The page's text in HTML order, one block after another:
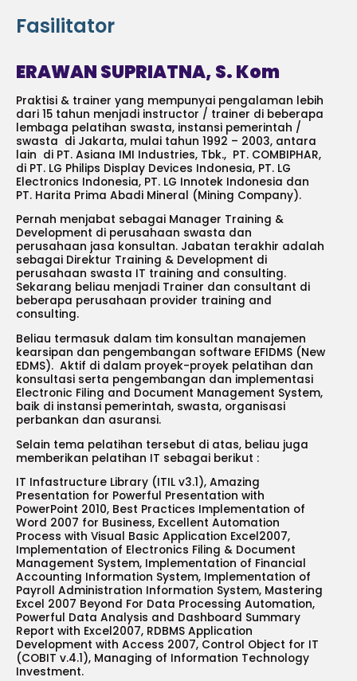
Fasilitator
ERAWAN SUPRIATNA, S. Kom
Praktisi & trainer yang mempunyai pengalaman lebih
dari 15 tahun menjadi instructor / trainer di beberapa
lembaga pelatihan swasta, instansi pemerintah /
swasta di Jakarta, mulai tahun 1992 – 2003, antara
lain di PT. Asiana IMI Industries, Tbk., PT. COMBIPHAR,
di PT. LG Philips Display Devices Indonesia, PT. LG
Electronics Indonesia, PT. LG Innotek Indonesia dan
PT. Harita Prima Abadi Mineral (Mining Company).
Pernah menjabat sebagai Manager Training &
Development di perusahaan swasta dan
perusahaan jasa konsultan. Jabatan terakhir adalah
sebagai Direktur Training & Development di
perusahaan swasta IT training and consulting.
Sekarang beliau menjadi Trainer dan consultant di
beberapa perusahaan provider training and
consulting.
Beliau termasuk dalam tim konsultan manajemen
kearsipan dan pengembangan software EFIDMS (New
EDMS). Aktif di dalam proyek-proyek pelatihan dan
konsultasi serta pengembangan dan implementasi
Electronic Filing and Document Management System,
baik di instansi pemerintah, swasta, organisasi
perbankan dan asuransi.
Selain tema pelatihan tersebut di atas, beliau juga
memberikan pelatihan IT sebagai berikut :
IT Infastructure Library (ITIL v3.1), Amazing
Presentation for Powerful Presentation with
PowerPoint 2010, Best Practices Implementation of
Word 2007 for Business, Excellent Automation
Process with Visual Basic Application Excel2007,
Implementation of Electronics Filing & Document
Management System, Implementation of Financial
Accounting Information System, Implementation of
Payroll Administration Information System, Mastering
Excel 2007 Beyond For Data Processing Automation,
Powerful Data Analysis and Dashboard Summary
Report with Excel2007, RDBMS Application
Development with Access 2007, Control Object for IT
(COBIT v.4.1), Managing of Information Technology
Investment.